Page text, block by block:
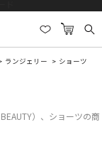
ランジェリー ショーツ
）、ショーツの商